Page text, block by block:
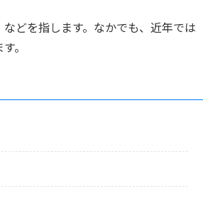
どを指します。なかでも、近年では
。